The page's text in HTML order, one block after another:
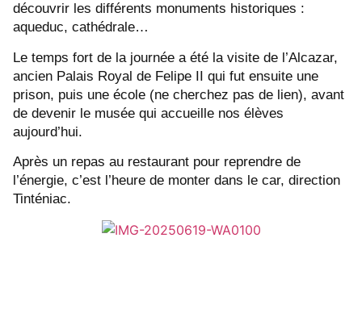
découvrir les différents monuments historiques :
aqueduc, cathédrale…
Le temps fort de la journée a été la visite de l’Alcazar,
ancien Palais Royal de Felipe II qui fut ensuite une
prison, puis une école (ne cherchez pas de lien), avant
de devenir le musée qui accueille nos élèves
aujourd’hui.
Après un repas au restaurant pour reprendre de
l’énergie, c’est l’heure de monter dans le car, direction
Tinténiac.